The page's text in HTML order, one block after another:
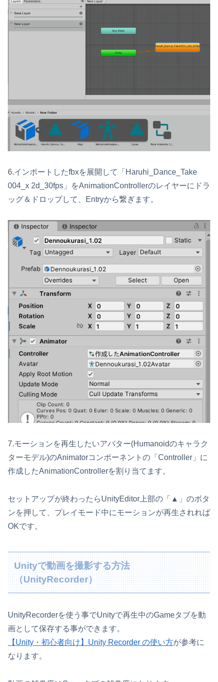
6.インポートしたfbxを展開して「Haruhi_Dance_Take
004_x 2d_30fps」をAnimationControllerのレイヤーにドラ
ッグ＆ドロップして、Entryから繋ぎます。
7.モーションを再生したいアバター(Humanoidのキャラク
ターモデル)のAnimatorコンポーネントの「Controller」に
作成したAnimationControllerを割り当てます。
セットアップが終わったらUnityEditor上部の「▲」のボタ
ンを押して、プレイモード中にモーションが再生されれば
OKです。
Unityで動画を撮影する方法
（UnityRecorder）
UnityRecorderを使う事でUnityで再生中のGameタブを動
画として保存する事ができます。
【Unity・初心者向け】Unity Recorder の使い方が参考に
なります。